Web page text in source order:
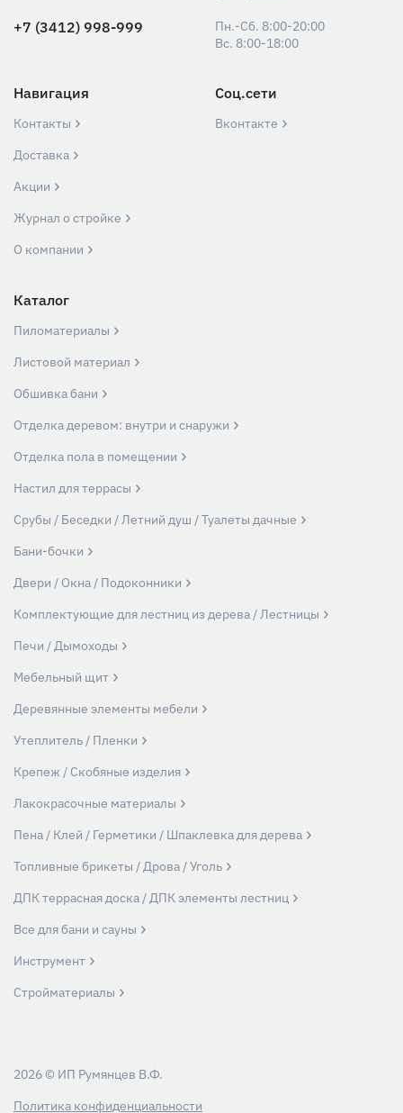
+7 (3412) 998-999
Пн.-Сб. 8:00-20:00
Вс. 8:00-18:00
Навигация
Контакты
Доставка
Акции
Журнал о стройке
О компании
Соц.сети
Вконтакте
Каталог
Пиломатериалы
Листовой материал
Обшивка бани
Отделка деревом: внутри и снаружи
Отделка пола в помещении
Настил для террасы
Срубы / Беседки / Летний душ / Туалеты дачные
Бани-бочки
Двери / Окна / Подоконники
Комплектующие для лестниц из дерева / Лестницы
Печи / Дымоходы
Мебельный щит
Деревянные элементы мебели
Утеплитель / Пленки
Крепеж / Скобяные изделия
Лакокрасочные материалы
Пена / Клей / Герметики / Шпаклевка для дерева
Топливные брикеты / Дрова / Уголь
ДПК террасная доска / ДПК элементы лестниц
Все для бани и сауны
Инструмент
Стройматериалы
Политика конфиденциальности
2026 © ИП Румянцев В.Ф.